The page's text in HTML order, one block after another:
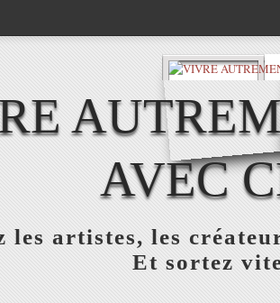
AVEC
les artistes, les
Et sortez